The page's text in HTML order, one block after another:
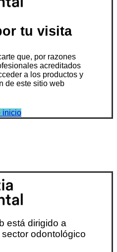
tu visita
que, por razones
acreditados
a los productos y
de este sitio web
inicio
está dirigido a
odontológico